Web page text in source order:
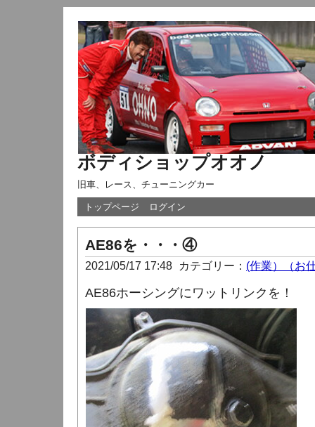
ボディショップオオノ
旧車、レース、チューニングカー
トップページ ログイン
AE86を・・・④
2021/05/17 17:48 カテゴリー： (作業）（お
AE86ホーシングにワットリンクを！